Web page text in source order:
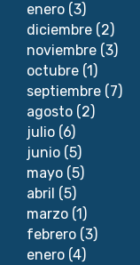
enero (3)
diciembre (2)
noviembre (3)
octubre (1)
septiembre (7)
agosto (2)
julio (6)
junio (5)
mayo (5)
abril (5)
marzo (1)
febrero (3)
enero (4)